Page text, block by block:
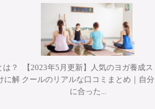
ている日時、場所へおいで下さ
ついて
パット・ガイトンピラティス
阪 ”Pat Guyton Pilates Special
パット・ガイトンピラティス
阪 ”Pat Guyton Pilates Special
催 Misa先生によるワークショッ
て理解する オ－プンレッグロッ
YT２００短期集中養成コース・
担当講師 武井典子先生による
日)開催 柳本和也先生 Special
2Days【対面】
は？
に解
【2023年5月更新】人気のヨガ養成ス
クールのリアルな口コミまとめ｜自分
に合った...